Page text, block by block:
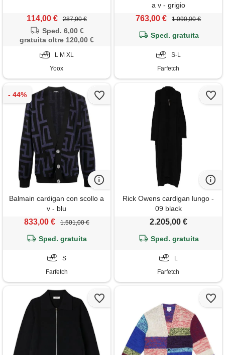
114,00 € 287,00 €
Sped. 6,00 €
gratuita oltre 120,00 €
L M XL
Yoox
a v - grigio
763,00 € 1.090,00 €
Sped. gratuita
S-L
Farfetch
Balmain cardigan con scollo a
v - blu
833,00 € 1.501,00 €
Sped. gratuita
S
Farfetch
Rick Owens cardigan lungo -
09 black
2.205,00 €
Sped. gratuita
L
Farfetch